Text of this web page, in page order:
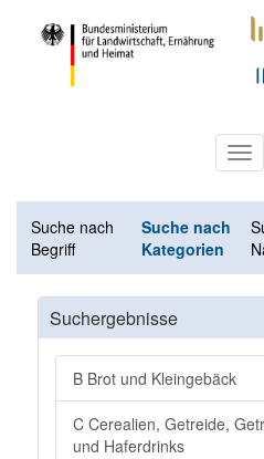
Suche nach
Begriff
Suche nach
Kategorien
Suchergebnisse
B Brot und Kleingebäck
C Cerealien, Getreide,
und Haferdrinks